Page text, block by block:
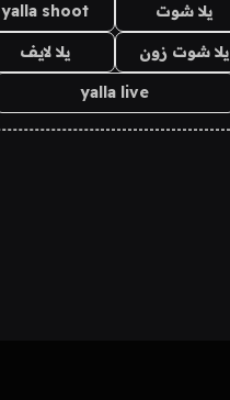
يلا شوت yalla shoot
يلا شوت زون يلا لايف
yalla live